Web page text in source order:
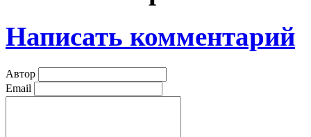
Написать комментарий
Автор
Email